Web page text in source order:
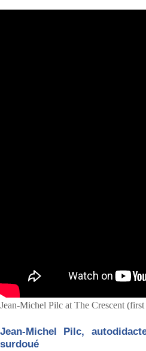
Jean-Michel Pilc at The Crescent
Jean-Michel Pilc,
surdoué